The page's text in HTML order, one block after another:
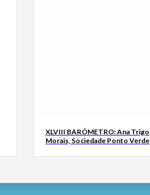
XLVIII BARÓMETRO: Ana Trigo
Morais, Sociedade Ponto Verde